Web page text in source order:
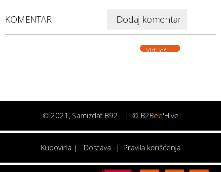
KOMENTARI Dodaj komentar
Vidi još. . .
© 2021 , Samizdat B92 | © B2Bee'Hive
Kupovina | Dostava | Pravila korišćenja